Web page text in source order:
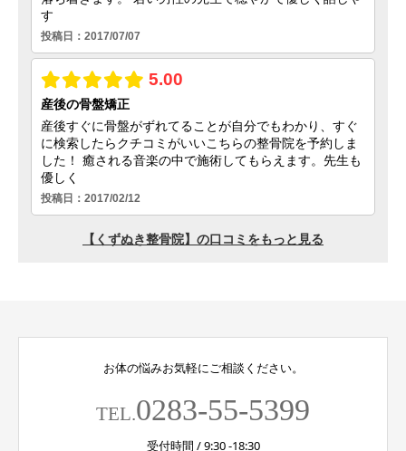
お体の悩みお気軽にご相談ください。
TEL.0283-55-5399
受付時間 / 9:30 -18:30